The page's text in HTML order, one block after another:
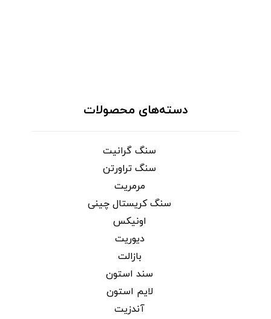
دسته‌های محصولات
سنگ گرانیت
سنگ تراورتن
مرمریت
سنگ کریستال چینی
اونیکس
دیوریت
بازالت
سند استون
لایم استون
آندزیت